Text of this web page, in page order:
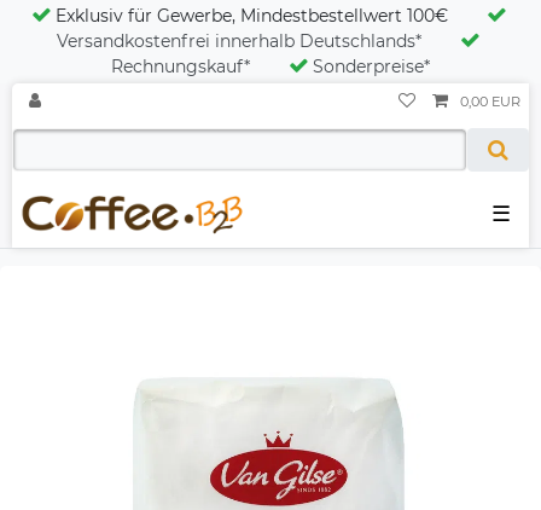
Exklusiv für Gewerbe, Mindestbestellwert 100€
Versandkostenfrei innerhalb Deutschlands*
Rechnungskauf*
Sonderpreise*
☰
0,00 EUR